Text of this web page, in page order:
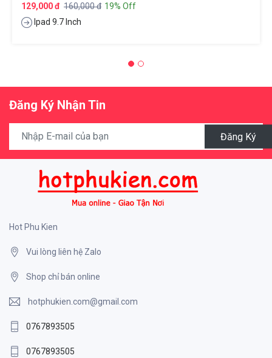
129,000 đ 160,000 đ 19% Off
Ipad 9.7 Inch
Đăng Ký Nhận Tin
Đăng Ký
Hot Phu Kien
Vui lòng liên hệ Zalo
Shop chỉ bán online
hotphukien.com@gmail.com
0767893505
0767893505